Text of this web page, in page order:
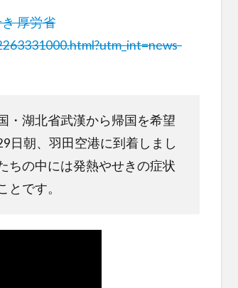
厚労省
・湖北省武漢から帰国を希望
日朝、羽田空港に到着しまし
ちの中には発熱やせきの症状
です。